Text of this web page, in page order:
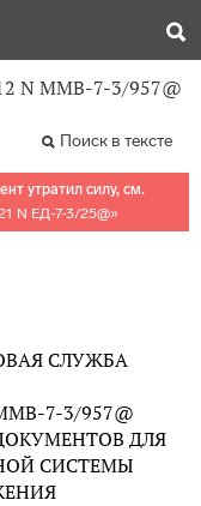
N ММВ-7-3/957@
Поиск в тексте
утратил силу, см.
N ЕД-7-3/25@»
СЛУЖБА
ММВ-7-3/957@
ДЛЯ
СИСТЕМЫ